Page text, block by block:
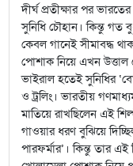
দীর্ঘ প্রতীক্ষার পর
সুনিধি চৌহান। কিন্তু গত
কেবল গানেই সীমাবদ্ধ
পোশাক নিয়ে এখন উত্তাল
ভাইরাল হতেই সুনিধির
ও ট্রলিং। ভারতীয়
মাতিয়ে রাখছিলেন এই
গাওয়ার ধরণ বুঝিয়ে
পারফর্মার’। কিন্তু তার